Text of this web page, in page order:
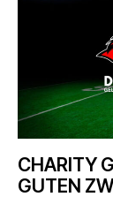
CHARITY
GUTEN